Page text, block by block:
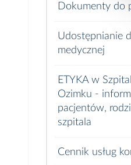
Dokumenty do
Udostępnianie
medycznej
ETYKA w
Ozimku -
pacjentów,
szpitala
Cennik usług